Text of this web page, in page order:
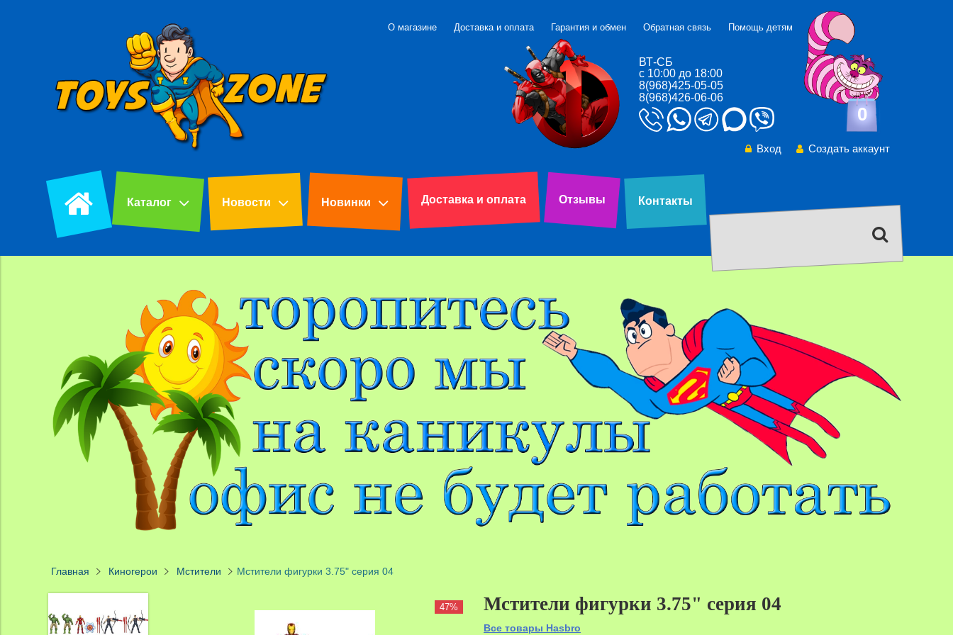
ВТ-СБ
с 10:00 до 18:00
8(968)425-05-05
8(968)426-06-06
О магазине Доставка и оплата Гарантия и обмен Обратная связь Помощь детям
0
Вход Создать аккаунт
Каталог Новости Новинки Доставка и оплата Отзывы Контакты
Главная Киногерои Мстители Мстители фигурки 3.75" серия 04
47% 47%
Мстители фигурки 3.75" серия 04
Все товары Hasbro